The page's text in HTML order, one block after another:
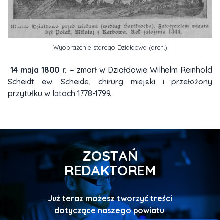
Wyobrażenie starego Działdowa (arch.)
14 maja 1800 r. – zmarł w Działdowie Wilhelm Reinhold
Scheidt ew. Scheide, chirurg miejski i przełożony
przytułku w latach 1778-1799.
ZOSTAŃ
REDAKTOREM
Już teraz możesz tworzyć treści
dotyczące naszego powiatu.